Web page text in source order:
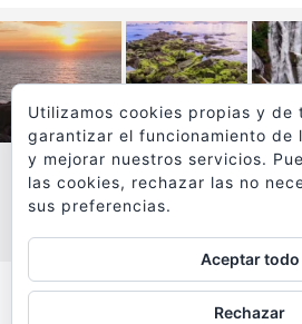
VER MÁS
Todos los textos y
Utilizamos cookies propias y de
garantizar el funcionamiento de
y mejorar nuestros servicios.
las cookies, rechazar las no
sus preferencias.
Aceptar todo
Rechazar